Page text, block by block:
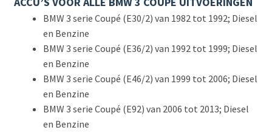
BMW 3 serie Coupé (E30/2) van 1982 tot 1992; Diesel
en Benzine
BMW 3 serie Coupé (E36/2) van 1992 tot 1999; Diesel
en Benzine
BMW 3 serie Coupé (E46/2) van 1999 tot 2006; Diesel
en Benzine
BMW 3 serie Coupé (E92) van 2006 tot 2013; Diesel
en Benzine